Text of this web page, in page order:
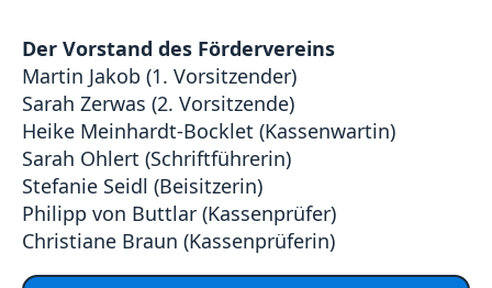
Der Vorstand des Fördervereins
Martin Jakob (1. Vorsitzender)
Sarah Zerwas (2. Vorsitzende)
Heike Meinhardt-Bocklet (Kassenwartin)
Sarah Ohlert (Schriftführerin)
Stefanie Seidl (Beisitzerin)
Philipp von Buttlar (Kassenprüfer)
Christiane Braun (Kassenprüferin)